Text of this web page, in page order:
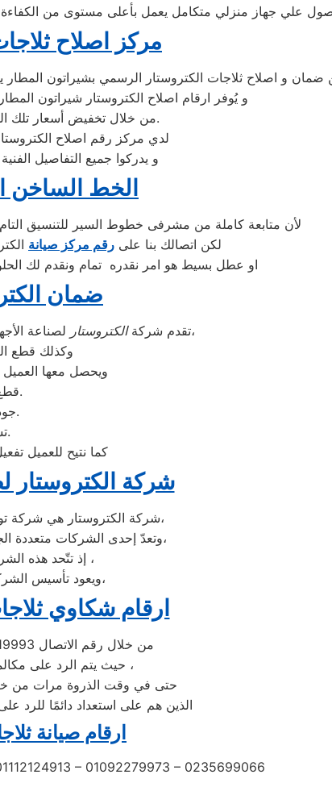
مركز اصلاح
ضمان و اصلاح ثلاجات الكتروستار الرسمي بشيراتون المطار
و يُوفر ارقام اصلاح الكتروستار شيراتون
من خلال تخفيض أسعار تلك الخدمات والبُعد التام عن التكاليف المالية باهظة الثمن.
لدي مركز رقم اصلاح
و يدركوا جميع التفاصيل
الخط الساخن
لأن متابعة كاملة من مشرفى خطوط السير للتنسيق
لكن اتصالك بنا على رقم مركز صيانة
او عطل بسيط هو امر نقدره تمام ونقدم لك
ضمان
تقدم شركةالكتروستار لصناعة
على جميع الأجهزة المنزلية،
وكذلك قطع
ويحصل معها
قطع غيار و تكلفة صيانة عالية.
جودة االتبريد تقل في الصيف.
تسريب غاز الفريون أحيانا.
كما نتيح للعميل
شركة الكتروستار
شركة الكتروستار هي شركة توجد في دولة كوريا الجنوبيّة، وتحديداً في مدينة سيؤول،
وتعدّ إحدى الشركات متعددة الجنسيات، وتضم الشركة العديد من الشركات التابعة لها،
إذ تتّحد هذه الشركات تحت العلامة التجاريّة لـ الكتروستار ،
ويعود تأسيس الشركة إلى عام 1938م على يد لي بيونغ تشول،
ارقام شكاوي
من خلال رقم الاتصال 01207619993 ، قام مركز الاتصال بتوحيد قنوات الاتصال
حيث يتم الرد على مكالمات الخدمة والشكاوى والمبيعات خلال 30 ثانية ،
حتى في وقت الذروة مرات من خلال
الذين هم على استعداد دائمًا للرد
ارقام صيانة
– 01092279973 – 0235699066